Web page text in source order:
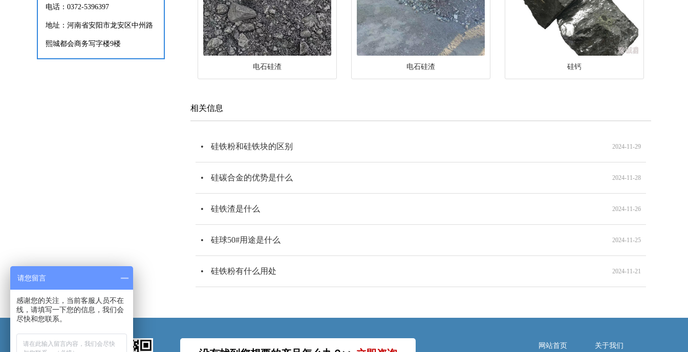
电话：0372-5396397
地址：河南省安阳市龙安区中州路
熙城都会商务写字楼9楼
电石硅渣 电石硅渣 硅钙
相关信息
硅铁粉和硅铁块的区别 2024-11-29
硅碳合金的优势是什么 2024-11-28
硅铁渣是什么 2024-11-26
硅球50#用途是什么 2024-11-25
硅铁粉有什么用处 2024-11-21
网站首页 关于我们
请您留言
感谢您的关注，当前客服人员不在
线，请填写一下您的信息，我们会
尽快和您联系。